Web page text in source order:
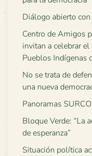
Diálogo abierto
Centro de Amigos
invitan a celebrar
Pueblos Indígenas
No se trata de
una nueva
Panoramas
Bloque Verde: “La
de esperanza”
Situación política